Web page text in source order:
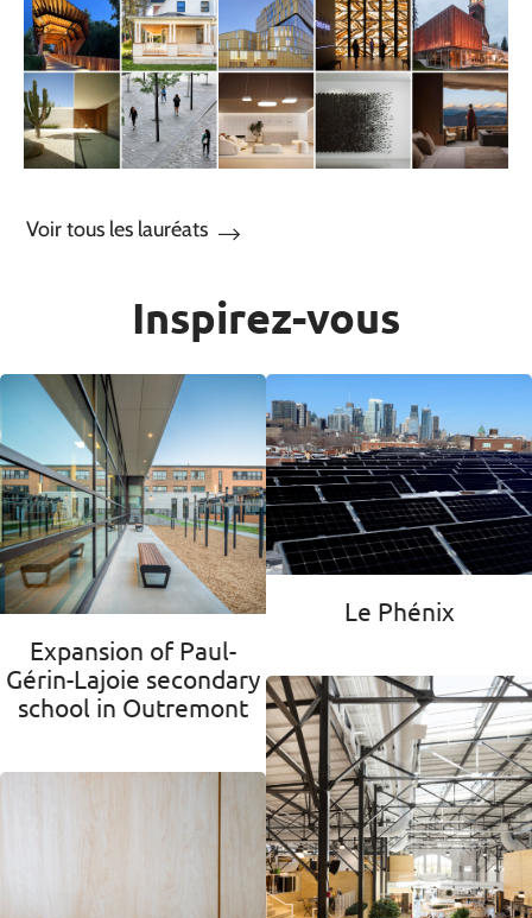
Voir tous les lauréats
Inspirez-vous
Expansion of Paul-
Gérin-Lajoie secondary
school in Outremont
Le Phénix